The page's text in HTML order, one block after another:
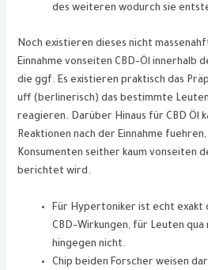
des weiteren wodurch sie
Noch existieren dieses nicht
Einnahme vonseiten CBD-Öl innerhalb
die ggf. Es existieren praktisch das
uff (berlinerisch) das bestimmte
reagieren. Darüber Hinaus für CBD Öl
Reaktionen nach der Einnahme
Konsumenten seither kaum vonseiten
berichtet wird.
Für Hypertoniker ist echt exakt
CBD-Wirkungen, für Leuten
hingegen nicht.
Chip beiden Forscher weisen